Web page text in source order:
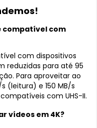
compatível com
com dispositivos
reduzidas para até 95
Para aproveitar ao
(leitura) e 150 MB/s
com UHS-II.
vídeos em 4K?